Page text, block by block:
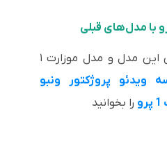
برای مقایسه کامل بین این مدل و مدل موزارت ۱
ویدئو پروژکتور ونبو
را بخوانید